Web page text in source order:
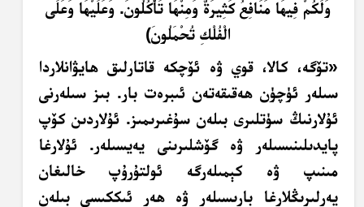
وَلَكُمْ فِيهَا مَنَافِعُ كَثِيرَةٌ وَمِنْهَا تَأْكُلُونَ. وَعَلَيْهَا وَعَلَى
الْفُلْكِ تُحْمَلُونَ﴾
«تۆگە، كالا، قوي ۋە ئۆچكە قاتارلىق ھايۋانلاردا
سىلەر ئۈچۈن ھەقىقەتەن ئىبرەت بار. بىز سىلەرنى
ئۇلارنىڭ سۈتلىرى بىلەن سۇغىرىمىز. ئۇلاردىن كۆپ
پايدىلىنىسىلەر ۋە گۆشلىرىنى يەيسىلەر. ئۇلارغا
مىنىپ ۋە كېمىلەرگە ئولتۇرۇپ خالىغان
يەرلىرىڭلارغا بارىسىلەر ۋە ھەر ئىككىسى بىلەن